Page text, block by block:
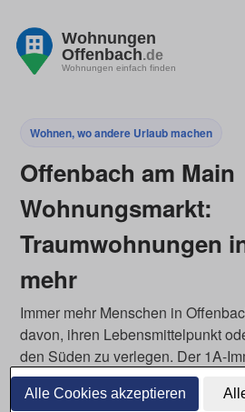
Alle Cookies akzeptieren
Wohnungen
Offenbach.de
Wohnungen einfach finden
Wohnen, wo andere Urlaub machen
Offenbach am Main
Wohnungsmarkt:
Traumwohnungen
mehr
Immer mehr Menschen in
davon, ihren Lebensmittelpunkt
den Süden zu verlegen. Der 1A-
dir ausgewählte Häuser und
Regionen Europas – ideal, um